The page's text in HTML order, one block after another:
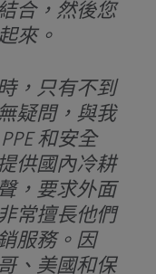
合，然後您
來。
，只有不到
疑問，與我
和安全
供國內冷耕
，要求外面
常擅長他們
服務。因
、美國和保